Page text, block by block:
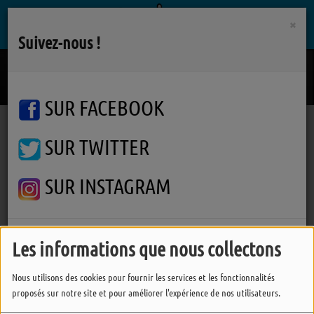
Les informations que nous collectons
Nous utilisons des cookies pour fournir les services et les fonctionnalités
proposés sur notre site et pour améliorer l'expérience de nos utilisateurs.
Podcasts Autres interviews
La boutique en ligne "Mon
Carreau Céramique" s'installe
à l'Ile d'Yeu
×
Suivez-nous !
SUR FACEBOOK
SUR TWITTER
SUR INSTAGRAM